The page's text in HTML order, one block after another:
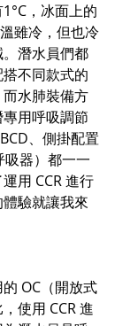
，冰面上的
雖冷，但也冷
潛水員們都
不同款式的
水肺裝備方
用呼吸調節
、側掛配置
吸器）都一一
用 CCR 進行
驗就讓我來
OC（開放式
使用 CCR 進